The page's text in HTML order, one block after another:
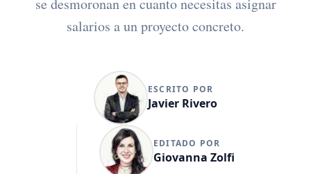
se desmoronan en cuanto necesitas asignar
salarios a un proyecto concreto.
ESCRITO POR
Javier Rivero
EDITADO POR
Giovanna Zolfi